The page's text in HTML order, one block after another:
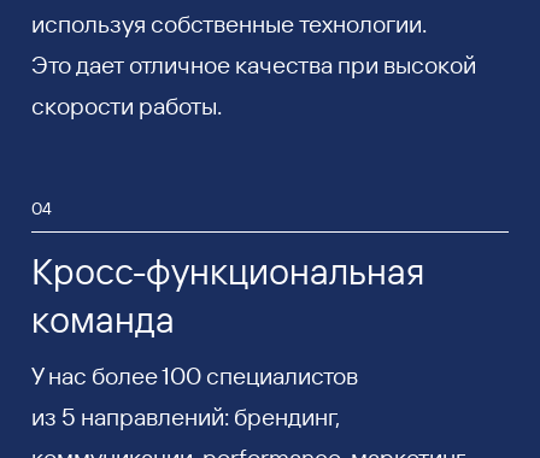
используя собственные технологии.
Это дает отличное качества при высокой
скорости работы.
04
Кросс-функциональная
команда
У нас более 100 специалистов
из 5 направлений: брендинг,